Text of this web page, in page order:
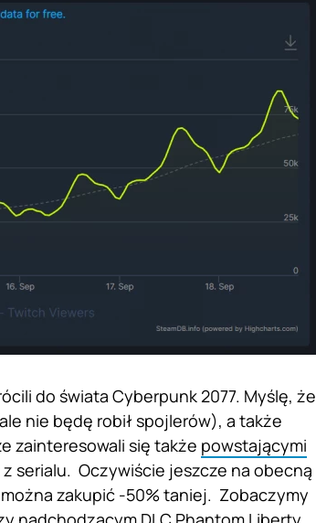
do świata Cyberpunk 2077. Myślę, że
nie będę robił spojlerów), a także
zainteresowali się także powstającymi
serialu. Oczywiście jeszcze na obecną
zakupić -50% taniej. Zobaczymy